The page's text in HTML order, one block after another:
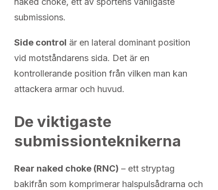
submissions.
Side control är en lateral dominant position
vid motståndarens sida. Det är en
kontrollerande position från vilken man kan
attackera armar och huvud.
De viktigaste
submissionteknikerna
Rear naked choke (RNC) – ett stryptag
bakifrån som komprimerar halspulsådrarna och